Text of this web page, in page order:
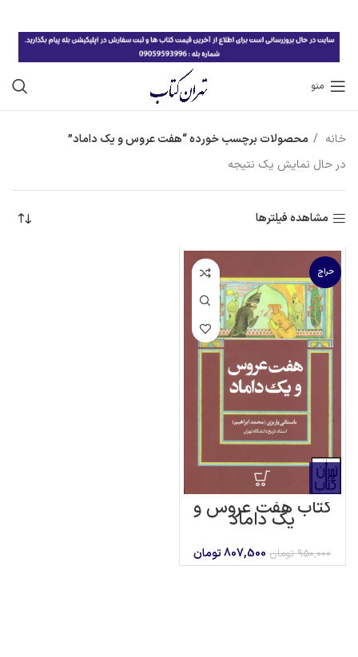
منو
خانه
محصولات برچسب خورده “هفت عروس و یک داماد”
در حال نمایش یک نتیجه
مشاهده فیلترها
حراج
کتاب هفت عروس و
یک داماد
950,000 تومان قیمت
اصلی
807,500تومانقیمت
فعلی